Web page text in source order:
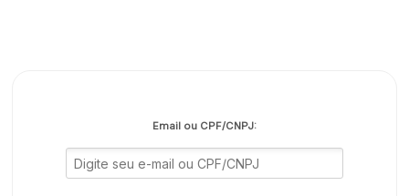
Email ou CPF/CNPJ: